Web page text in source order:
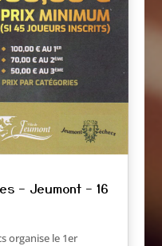
– Jeumont – 16
organise le 1er